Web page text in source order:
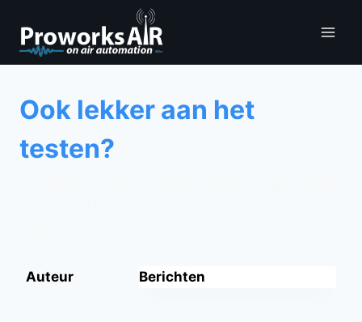
naar
inhoud
Ook lekker aan het
testen?
Auteur Berichten